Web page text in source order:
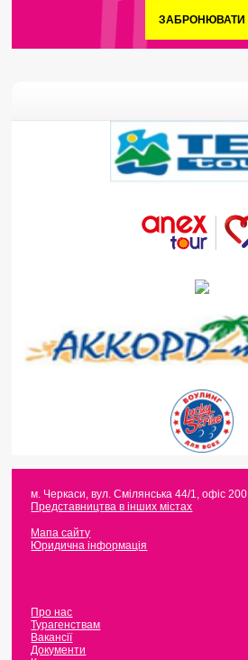
ЗАБРОНЮВАТИ
м. Черкаси ,вул. Смілянська 44/1, офіс 200
Представництва в інших містах
Мапа сайту
Юридична інформація
Про нас
Турагенствам
Вакансії
Документи